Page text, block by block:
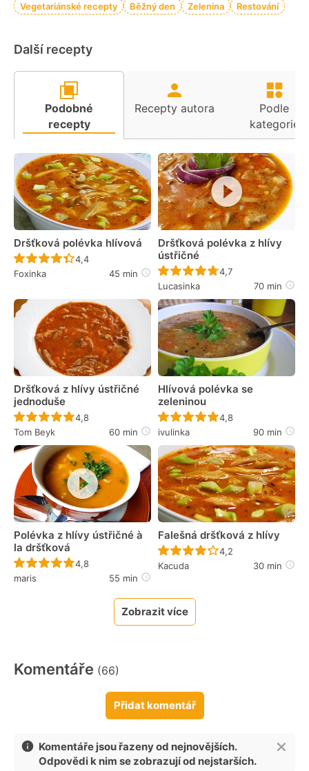
Vegetariánské recepty Běžný den Zelenina Restování
Další recepty
Podobné
recepty
Recepty autora
Podle
kategorie
Dršťková polévka hlívová
Recept ještě nebyl hodnocen
4,4
Foxinka
45 min
Dršťková polévka z hlívy
ústřičné
Recept ještě nebyl
4,7
Lucasinka
70 min
Dršťková z hlívy ústřičné
jednoduše
Recept ještě nebyl hodnocen
4,8
Tom Beyk
60 min
Hlívová polévka se
zeleninou
Recept ještě nebyl
4,8
ivulinka
90 min
Polévka z hlívy ústřičné à
la dršťková
Recept ještě nebyl hodnocen
4,8
maris
55 min
Falešná dršťková z hlívy
Recept ještě nebyl
4,2
Kacuda
30 min
Zobrazit více
Komentáře (66)
Přidat komentář
Komentáře jsou řazeny od nejnovějších.
Odpovědi k nim se zobrazují od nejstarších.